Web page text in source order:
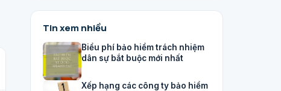
Tin xem nhiều
Biểu phí bảo hiểm trách nhiệm
dân sự bắt buộc mới nhất
Xếp hạng các công ty bảo hiểm